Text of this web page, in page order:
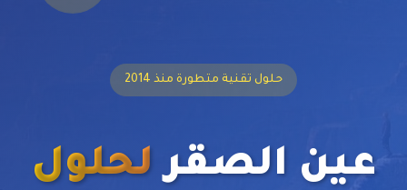
حلول تقنية متطورة منذ 2014
عين الصقر لحلول